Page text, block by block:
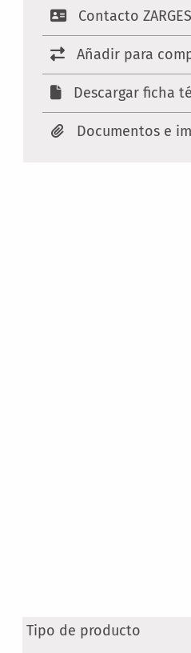
Contacto ZARGES
Añadir para
Descargar ficha
Documentos e
Más
Tipo de producto